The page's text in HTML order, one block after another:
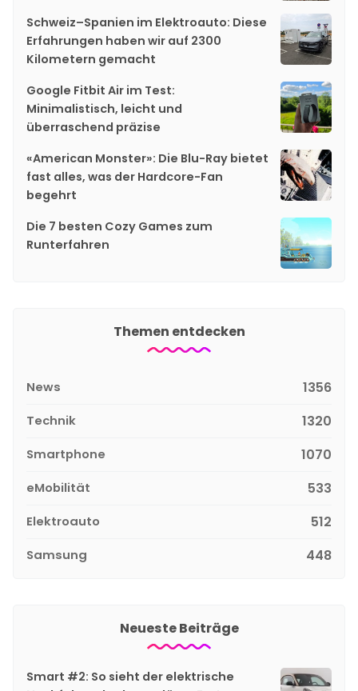
Schweiz–Spanien im Elektroauto: Diese
Erfahrungen haben wir auf 2300
Kilometern gemacht
Google Fitbit Air im Test:
Minimalistisch, leicht und
überraschend präzise
«American Monster»: Die Blu-Ray bietet
fast alles, was der Hardcore-Fan
begehrt
Die 7 besten Cozy Games zum
Runterfahren
Themen entdecken
News 1356
Technik 1320
Smartphone 1070
eMobilität 533
Elektroauto 512
Samsung 448
Neueste Beiträge
Smart #2: So sieht der elektrische